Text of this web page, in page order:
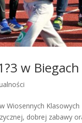
w Biegach
Wiosennych
dobrej zabawy